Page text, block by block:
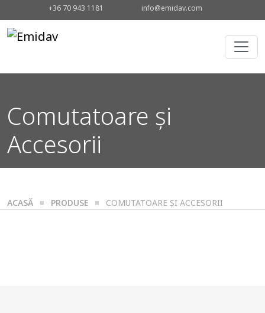
+36 70 943 1181 info@emidav.com
Comutatoare și
Accesorii
ACASĂ PRODUSE COMUTATOARE ȘI ACCESORII